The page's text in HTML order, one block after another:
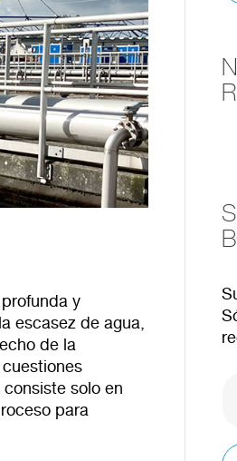
y
escasez de agua,
de la
solo en
para